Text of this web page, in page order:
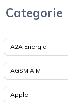
Categorie
A2A Energia
AGSM AIM
Apple